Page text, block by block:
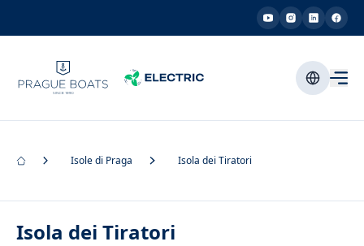
Isole di Praga Isola dei Tiratori
Isola dei Tiratori